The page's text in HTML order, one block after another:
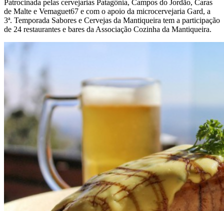
Patrocinada pelas cervejarias Patagônia, Campos do Jordão, Caras
de Malte e Vemaguet67 e com o apoio da microcervejaria Gard, a
3ª. Temporada Sabores e Cervejas da Mantiqueira tem a participação
de 24 restaurantes e bares da Associação Cozinha da Mantiqueira.